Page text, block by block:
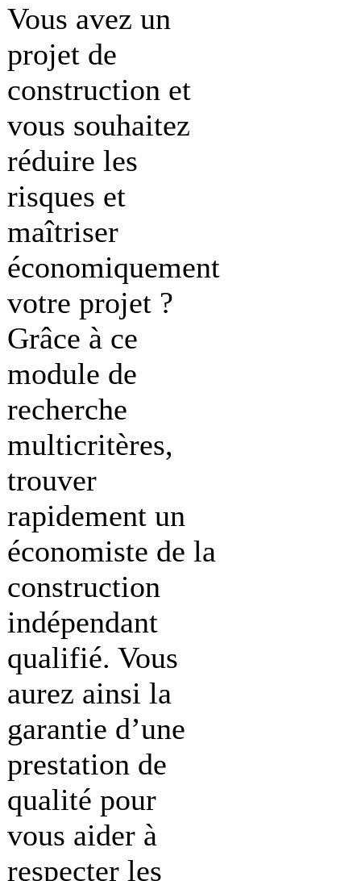
Vous avez un
projet de
construction et
vous souhaitez
réduire les
risques et
maîtriser
économiquement
votre projet ?
Grâce à ce
module de
recherche
multicritères,
trouver
rapidement un
économiste de la
construction
indépendant
qualifié. Vous
aurez ainsi la
garantie d’une
prestation de
qualité pour
vous aider à
respecter les